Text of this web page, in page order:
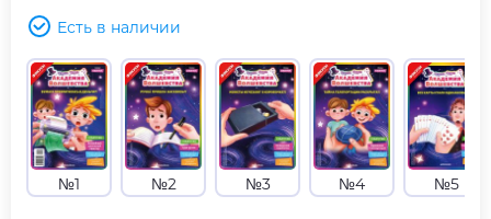
Есть в наличии
№1 №2 №3 №4 №5